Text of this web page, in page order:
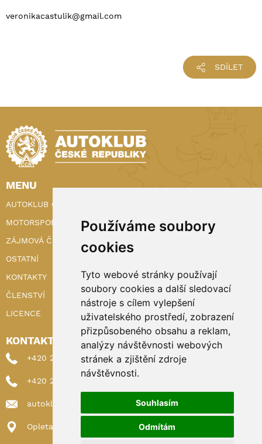
Používáme soubory
cookies
Tyto webové stránky používají
soubory cookies a další sledovací
nástroje s cílem vylepšení
uživatelského prostředí, zobrazení
přizpůsobeného obsahu a reklam,
analýzy návštěvnosti webových
stránek a zjištění zdroje
návštěvnosti.
Souhlasím
Odmítám
veronikacastulik@gmail.com
SDÍLET
MENU
AUTOKLUB ČR
MOTORSPORT
ZÁJMOVÁ ČINNOST
OSTATNÍ
KONTAKTY
ČLENSTVÍ
LICENCE
KONTAKTY
+420 222 898 224 (sekretariat)
+420 222 898 221 (členství)
autoklub@autoklub.cz
Opletalova 1337/29, 110 00 Praha 1